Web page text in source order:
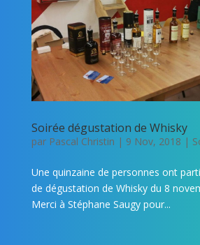
Soirée dégustation de Whisky
par Pascal Christin | 9 Nov, 2018 |
Une quinzaine de personnes ont
de dégustation de Whisky du 8
Merci à Stéphane Saugy pour...